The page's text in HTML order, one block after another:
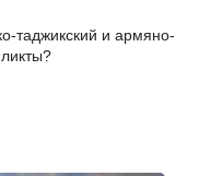
таджикский и армяно-